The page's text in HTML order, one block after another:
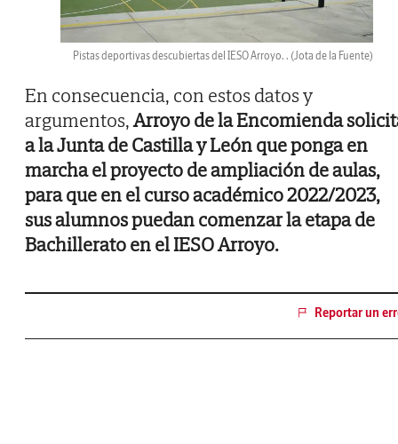
Pistas deportivas descubiertas del IESO Arroyo. . (Jota de la Fuente)
En consecuencia, con estos datos y
argumentos,Arroyo de la Encomienda
a la Junta de Castilla y León que ponga en
marcha el proyecto de ampliación de aulas,
para que en el curso académico 2022/2023,
sus alumnos puedan comenzar la etapa de
Bachillerato en el IESO Arroyo.
Reportar un